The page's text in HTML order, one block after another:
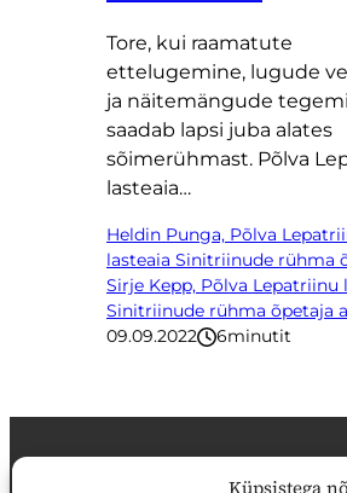
Küpsistega
Tore, kui raamatute
ettelugemine, lugude
ja näitemängude
saadab lapsi juba alates
sõimerühmast. Põlva
lasteaia…
Heldin Punga, Põlva
lasteaia Sinitriinude rühma
Sirje Kepp, Põlva Lepatriinu
Sinitriinude rühma õpetaja
09.09.2022
6minutit